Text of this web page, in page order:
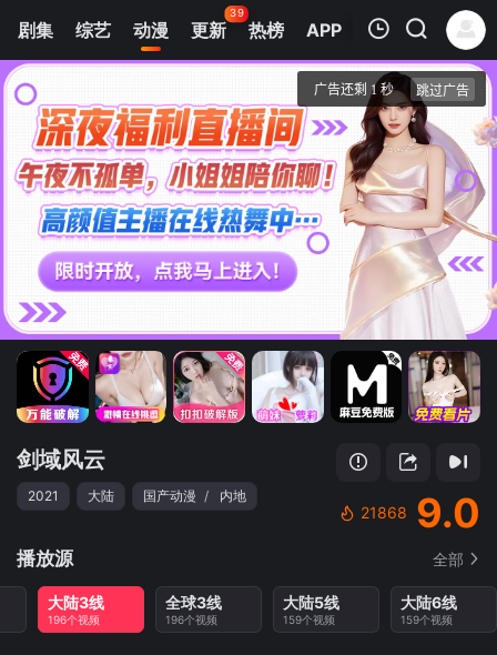
剧集 综艺 动漫 更新
39
热榜 APP
第01集
剑域风云
清空
剑域风云
2021 大陆 国产动漫 / 内地
21868 9.0
播放源 全部
大陆3线
196个视频
全球3线
196个视频
大陆5线
159个视频
大陆6线
159个视频